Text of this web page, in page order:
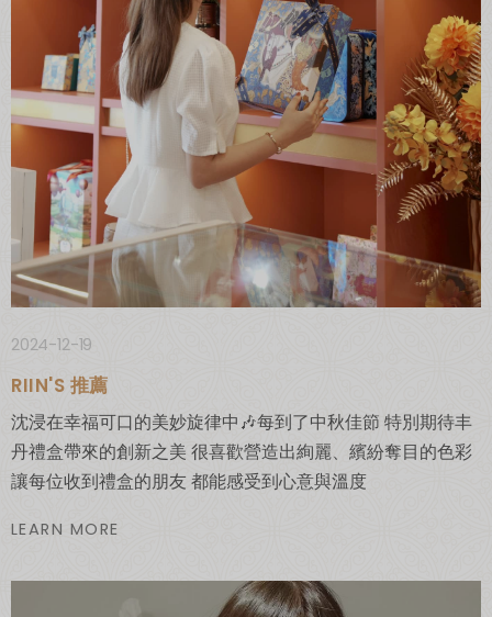
2024-12-19
RIIN'S 推薦
沈浸在幸福可口的美妙旋律中🎶 ​ 每到了中秋佳節 特別期待丰
丹禮盒帶來的創新之美 很喜歡營造出絢麗、繽紛奪目的色彩 ​
讓每位收到禮盒的朋友 都能感受到心意與溫度
LEARN MORE